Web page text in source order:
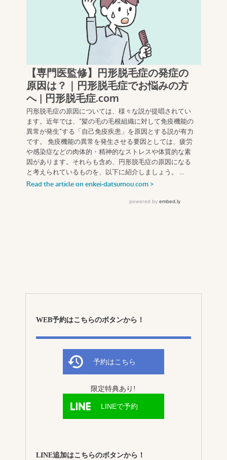
WEB予約はこちらのボタンから！
予約はこちら
限定特典あり!
LINEで予約
LINE追加はこちらのボタンから！